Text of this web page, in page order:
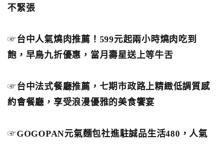
不緊張
☞台中人氣燒肉推薦！599元起兩小時燒肉吃到
飽，早鳥九折優惠，當月壽星送上等牛舌
☞台中法式餐廳推薦，七期市政路上精緻低調質感
約會餐廳，享受浪漫優雅的美食饗宴
☞GOGOPAN元氣麵包社進駐誠品生活480，人氣